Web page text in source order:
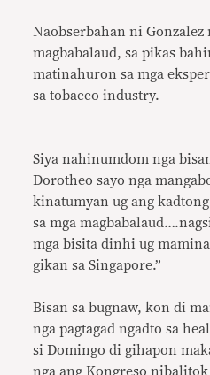
Naobserbahan ni Gonzalez
magbabalaud, sa pikas
matinahuron sa mga
sa tobacco industry.
Siya nahinumdom nga
Dorotheo sayo nga
kinatumyan ug ang
sa mga
mga bisita dinhi ug
gikan sa Singapore.”
Bisan sa bugnaw, kon di
nga pagtagad ngadto sa
si Domingo di gihapon
nga ang Kongreso